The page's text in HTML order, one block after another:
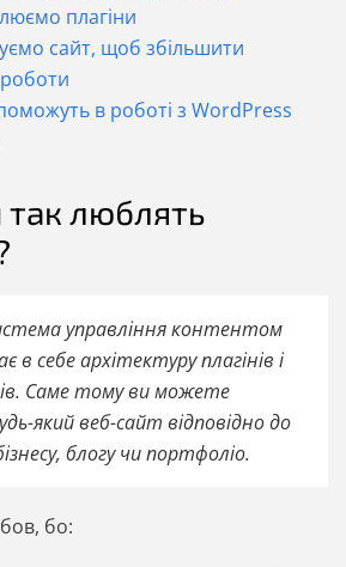
плагіни
сайт, щоб збільшити
в роботі з WordPress
люблять
управління контентом
в себе архітектуру плагінів і
Саме тому ви можете
який веб-сайт відповідно до
блогу чи портфоліо.
бо: